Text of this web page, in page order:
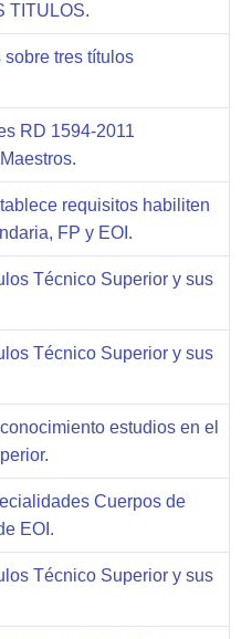
TITULOS.
sobre tres títulos
RD 1594-2011
requisitos habiliten
FP y EOI.
Técnico Superior y sus
Técnico Superior y sus
estudios en el
Cuerpos de
EOI.
Técnico Superior y sus